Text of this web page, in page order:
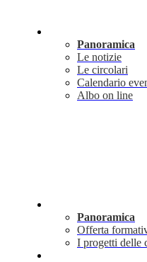
Panoramica
Le notizie
Le circolari
Calendario
Albo on line
Panoramica
Offerta
I progetti delle